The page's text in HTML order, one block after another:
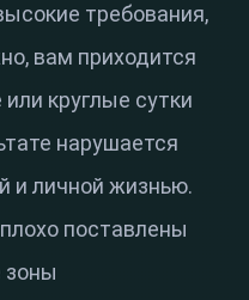
требования,
вам приходится
круглые сутки
нарушается
и личной жизнью.
поставлены
зоны